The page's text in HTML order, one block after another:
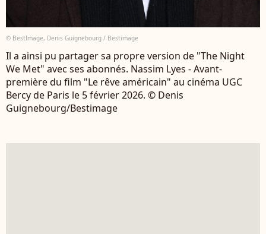
© BestImage, Denis Guignebourg / Bestimage
Il a ainsi pu partager sa propre version de "The Night
We Met" avec ses abonnés. Nassim Lyes - Avant-
première du film "Le rêve américain" au cinéma UGC
Bercy de Paris le 5 février 2026. © Denis
Guignebourg/Bestimage